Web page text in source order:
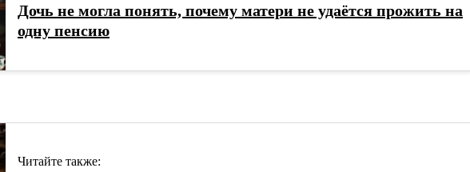
Дочь не могла понять, почему матери не удаётся прожить на
одну пенсию
Читайте также: